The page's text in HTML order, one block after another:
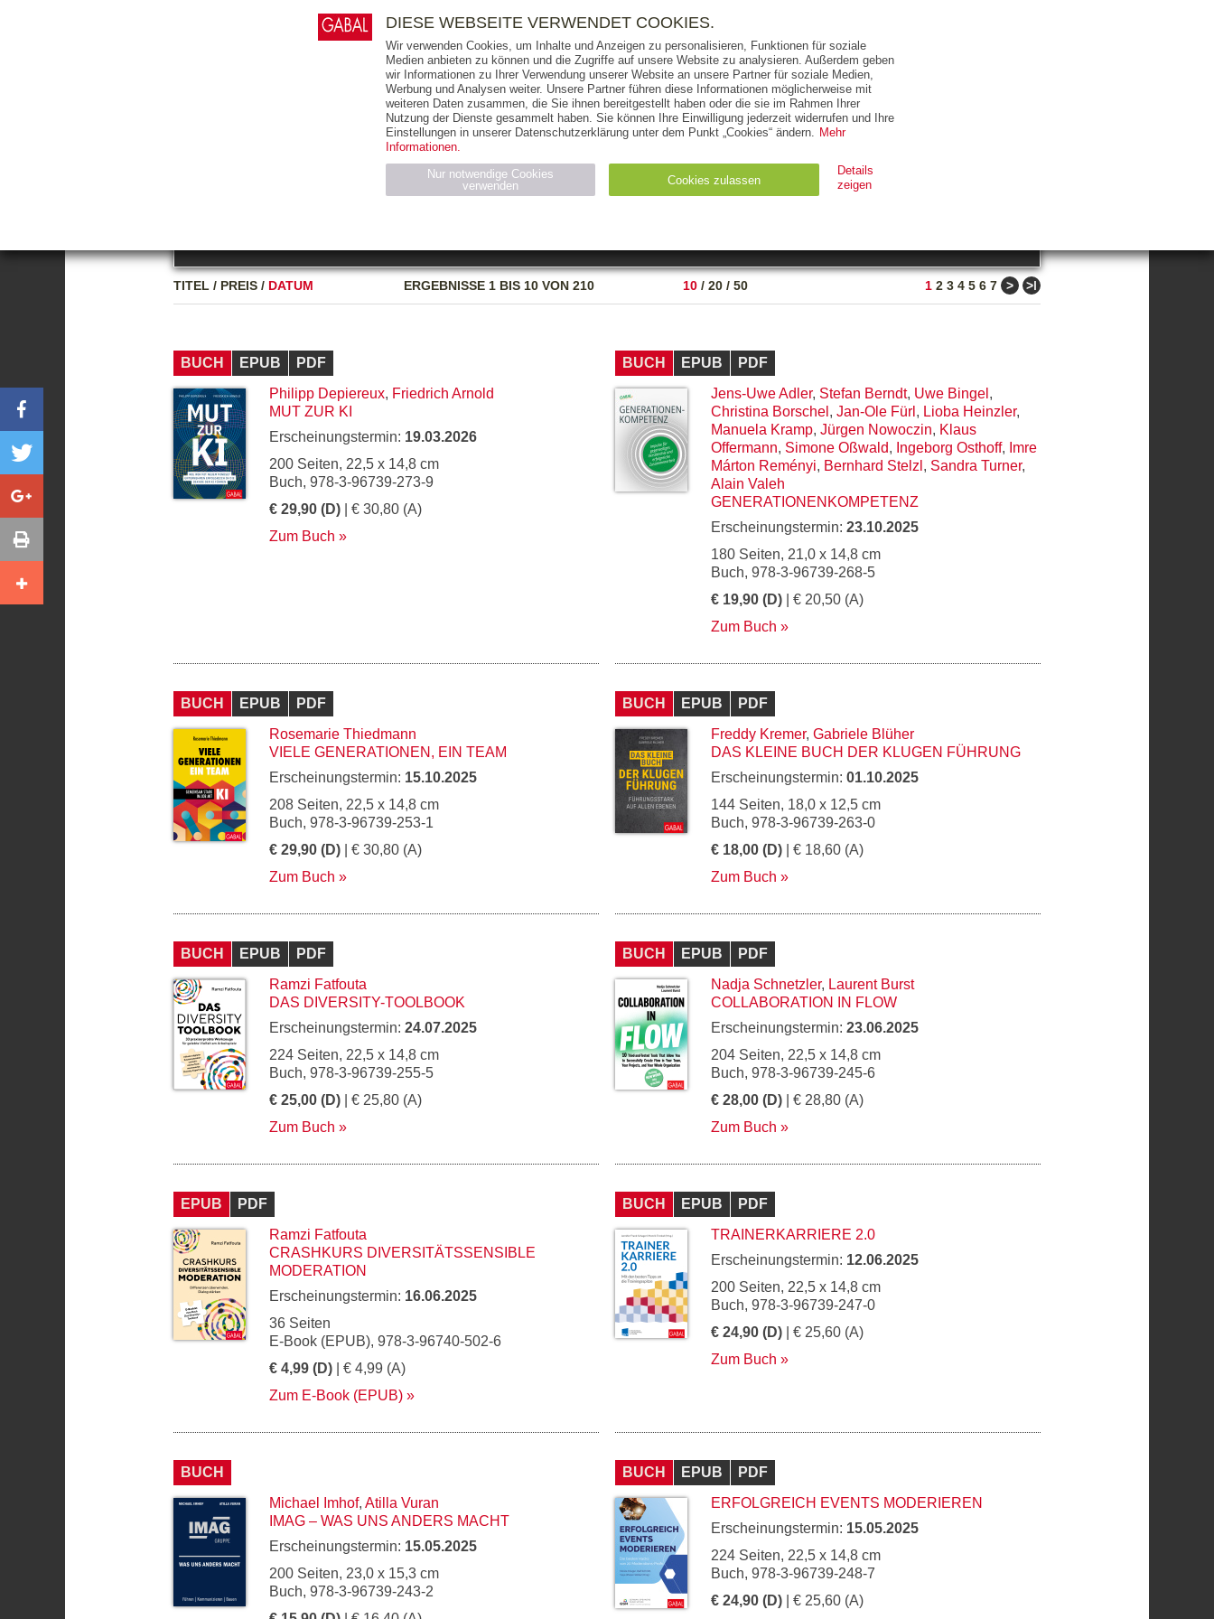
AUSGABEART AUS DER REIHE ZUM THEMA
TITEL / PREIS / DATUM ERGEBNISSE1 BIS 10 VON 210 10 / 20 / 50 1 2 3 4 5 6 7 > >ǀ
BUCH EPUB
PDF
Philipp Depiereux, Friedrich Arnold
MUT ZUR KI
Erscheinungstermin: 19.03.2026
200 Seiten, 22,5 x 14,8 cm
Buch, 978-3-96739-273-9
€ 29,90 (D) | € 30,80 (A)
Zum Buch
BUCH EPUB
PDF
Jens-Uwe Adler, Stefan Berndt, Uwe Bingel ,
Christina Borschel , Jan-Ole Fürl , Lioba Heinzler,
Manuela Kramp, Jürgen Nowoczin, Klaus
Offermann, Simone Oßwald, Ingeborg Osthoff, Imre
Márton Reményi, Bernhard Stelzl , Sandra Turner,
Alain Valeh
GENERATIONENKOMPETENZ
Erscheinungstermin: 23.10.2025
180 Seiten, 21,0 x 14,8 cm
Buch, 978-3-96739-268-5
€ 19,90 (D) | € 20,50 (A)
Zum Buch
BUCH EPUB
PDF
Rosemarie Thiedmann
VIELE GENERATIONEN, EIN TEAM
Erscheinungstermin: 15.10.2025
208 Seiten, 22,5 x 14,8 cm
Buch, 978-3-96739-253-1
€ 29,90 (D) | € 30,80 (A)
Zum Buch
BUCH EPUB
PDF
Freddy Kremer, Gabriele Blüher
DAS KLEINE BUCH DER KLUGEN FÜHRUNG
Erscheinungstermin: 01.10.2025
144 Seiten, 18,0 x 12,5 cm
Buch, 978-3-96739-263-0
€ 18,00 (D) | € 18,60 (A)
Zum Buch
BUCH EPUB
PDF
Ramzi Fatfouta
DAS DIVERSITY-TOOLBOOK
Erscheinungstermin: 24.07.2025
224 Seiten, 22,5 x 14,8 cm
Buch, 978-3-96739-255-5
€ 25,00 (D) | € 25,80 (A)
Zum Buch
BUCH EPUB
PDF
Nadja Schnetzler, Laurent Burst
COLLABORATION IN FLOW
Erscheinungstermin: 23.06.2025
204 Seiten, 22,5 x 14,8 cm
Buch, 978-3-96739-245-6
€ 28,00 (D) | € 28,80 (A)
Zum Buch
EPUB
PDF
Ramzi Fatfouta
CRASHKURS DIVERSITÄTSSENSIBLE
MODERATION
Erscheinungstermin: 16.06.2025
36 Seiten
E-Book (EPUB), 978-3-96740-502-6
€ 4,99 (D) | € 4,99 (A)
Zum E-Book (EPUB)
BUCH EPUB
PDF
TRAINERKARRIERE 2.0
Erscheinungstermin: 12.06.2025
200 Seiten, 22,5 x 14,8 cm
Buch, 978-3-96739-247-0
€ 24,90 (D) | € 25,60 (A)
Zum Buch
BUCH
Michael Imhof, Atilla Vuran
IMAG – WAS UNS ANDERS MACHT
Erscheinungstermin: 15.05.2025
200 Seiten, 23,0 x 15,3 cm
Buch, 978-3-96739-243-2
BUCH EPUB
PDF
ERFOLGREICH EVENTS MODERIEREN
Erscheinungstermin: 15.05.2025
224 Seiten, 22,5 x 14,8 cm
Buch, 978-3-96739-248-7
€ 24,90 (D) | € 25,60 (A)
E-BOOKS AUDIO-CDS MP3 NON-BOOKS
THEMEN AUTOREN VERLAG
RIGHTS PRESSE HANDEL FÜR UNTERNEHMEN
DIESE WEBSEITE VERWENDET COOKIES.
Wir verwenden Cookies, um Inhalte und Anzeigen zu personalisieren, Funktionen für soziale
Medien anbieten zu können und die Zugriffe auf unsere Website zu analysieren. Außerdem geben
wir Informationen zu Ihrer Verwendung unserer Website an unsere Partner für soziale Medien,
Werbung und Analysen weiter. Unsere Partner führen diese Informationen möglicherweise mit
weiteren Daten zusammen, die Sie ihnen bereitgestellt haben oder die sie im Rahmen Ihrer
Nutzung der Dienste gesammelt haben. Sie können Ihre Einwilligung jederzeit widerrufen und Ihre
Einstellungen in unserer Datenschutzerklärung unter dem Punkt „Cookies“ ändern. Mehr
Informationen.
Nur notwendige Cookies
verwenden
Cookies zulassen
Details
zeigen
Name Anbieter Zweck Ablauf
Typ
CMS_SESSION_ID
gabal-
Wird für die Speicherung der Benutzer-Session verwendet